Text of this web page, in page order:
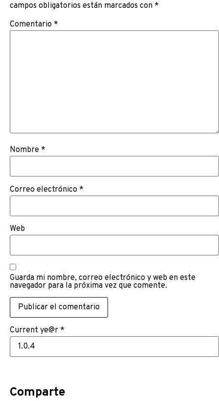
campos obligatorios están marcados con *
Comentario *
Nombre *
Correo electrónico *
Web
Guarda mi nombre, correo electrónico y web en este
navegador para la próxima vez que comente.
Current ye@r *
Comparte